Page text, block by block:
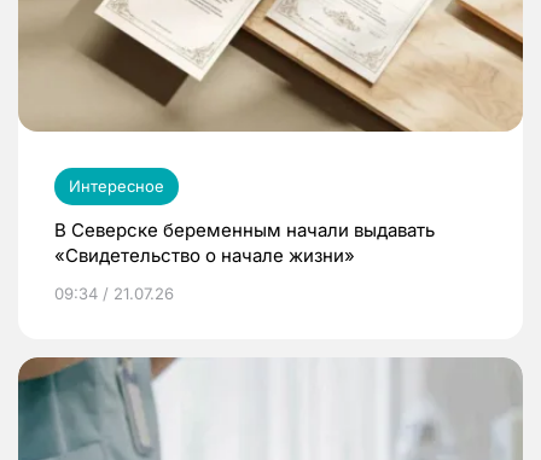
Интересное
В Северске беременным начали выдавать
«Свидетельство о начале жизни»
09:34 / 21.07.26